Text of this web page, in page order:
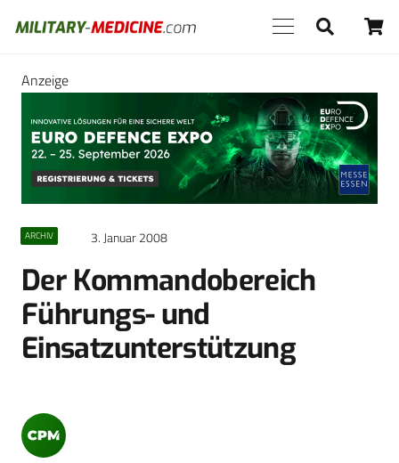
Anzeige
ARCHIV 3. Januar 2008
Der Kommandobereich
Führungs- und
Einsatzunterstützung